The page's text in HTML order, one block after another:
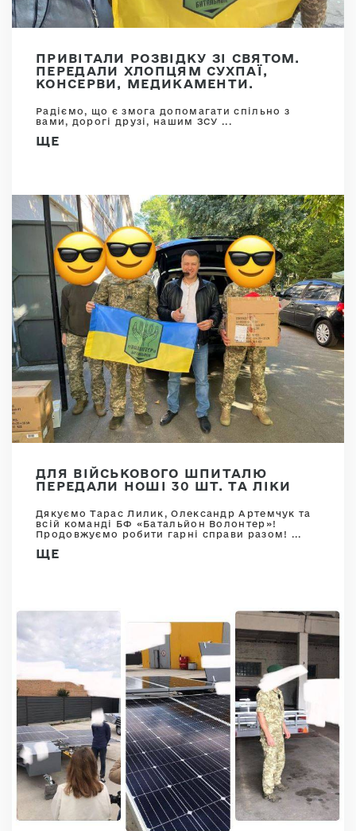
ПРИВІТАЛИ РОЗВІДКУ ЗІ СВЯТОМ.
ПЕРЕДАЛИ ХЛОПЦЯМ СУХПАЇ,
КОНСЕРВИ, МЕДИКАМЕНТИ.
Радіємо, що є змога допомагати спільно з
вами, дорогі друзі, нашим ЗСУ ...
ЩЕ
ДЛЯ ВІЙСЬКОВОГО ШПИТАЛЮ
ПЕРЕДАЛИ НОШІ 30 ШТ. ТА ЛІКИ
Дякуємо Тарас Лилик, Олександр Артемчук та
всій команді БФ «Батальйон Волонтер»!
Продовжуємо робити гарні справи разом! ...
ЩЕ